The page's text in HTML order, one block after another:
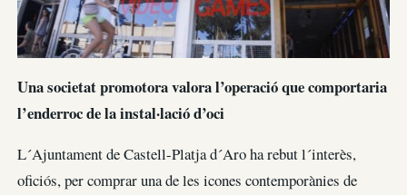
Una societat promotora valora l’operació que comportaria
l’enderroc de la instal·lació d’oci
L´Ajuntament de Castell-Platja d´Aro ha rebut l´interès,
oficiós, per comprar una de les icones contemporànies de